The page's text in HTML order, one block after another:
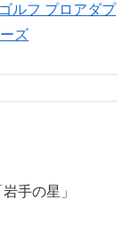
ルフ プロアダプ
ズ
手の星」